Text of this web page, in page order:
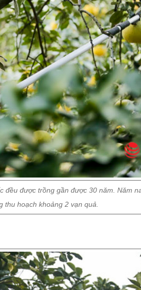
đều được trồng gần được 30 năm. Năm
thu hoạch khoảng 2 vạn quả.